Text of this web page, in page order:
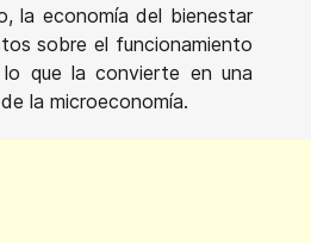
la economía del bienestar
sobre el funcionamiento
que la convierte en una
la microeconomía.